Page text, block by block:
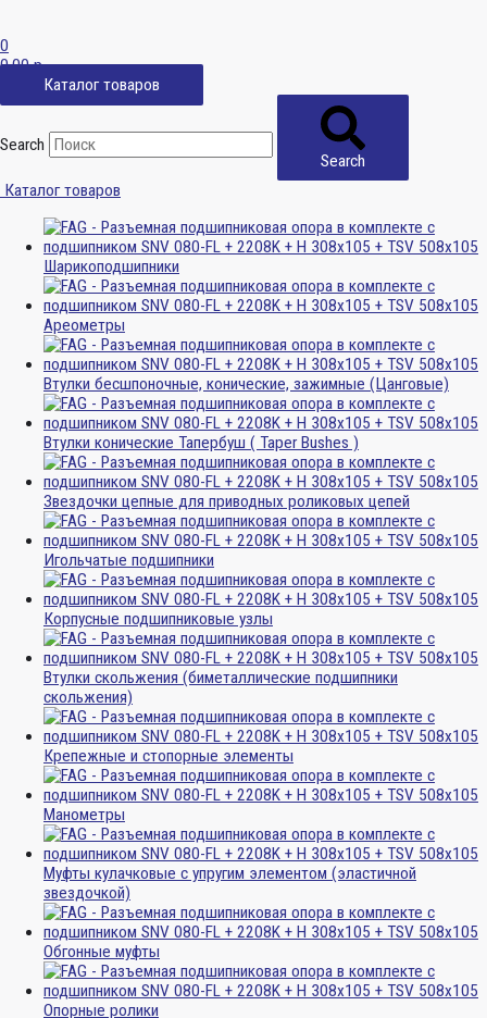
0
0,00р.
Каталог товаров
Search
Search
Каталог товаров
Шарикоподшипники
Ареометры
Втулки бесшпоночные, конические, зажимные (Цанговые)
Втулки конические Тапербуш ( Taper Bushes )
Звездочки цепные для приводных роликовых цепей
Игольчатые подшипники
Корпусные подшипниковые узлы
Втулки скольжения (биметаллические подшипники
скольжения)
Крепежные и стопорные элементы
Манометры
Муфты кулачковые с упругим элементом (эластичной
звездочкой)
Обгонные муфты
Опорные ролики